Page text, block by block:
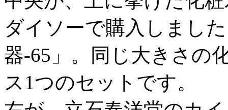
ダイソーで購入しまし
器-65」。同じ大きさの
ス1つのセットです。